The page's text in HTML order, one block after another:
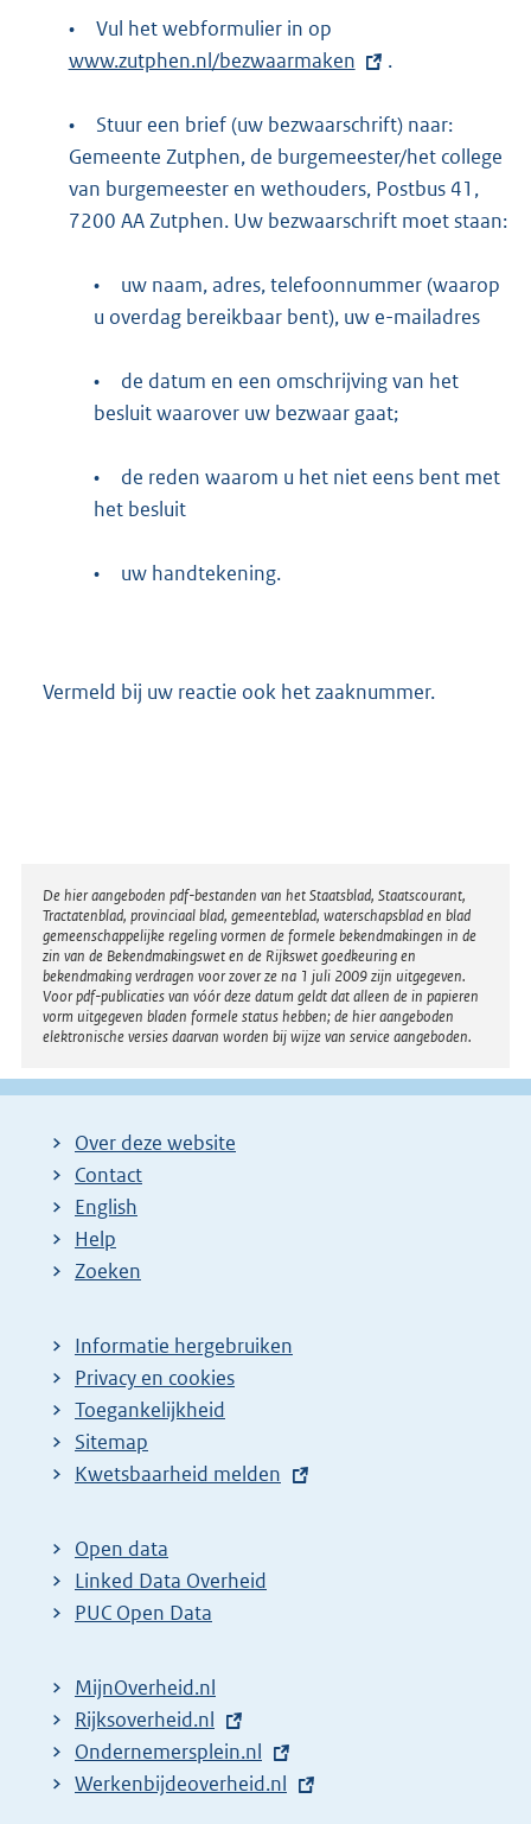
•
Vul het webformulier in op
x
e
r
n
e
i
n
:
www.zutphen.nl/bezwaarmaken .
•
Stuur een brief (uw bezwaarschrift) naar:
Gemeente Zutphen, de burgemeester/het college
van burgemeester en wethouders, Postbus 41,
7200 AA Zutphen. Uw bezwaarschrift moet staan:
•
uw naam, adres, telefoonnummer (waarop
u overdag bereikbaar bent), uw e-mailadres
•
de datum en een omschrijving van het
besluit waarover uw bezwaar gaat;
•
de reden waarom u het niet eens bent met
het besluit
• uw handtekening.
Vermeld bij uw reactie ook het zaaknummer.
Disclaimer
De hier aangeboden pdf-bestanden van het Staatsblad, Staatscourant,
Tractatenblad, provinciaal blad, gemeenteblad, waterschapsblad en blad
gemeenschappelijke regeling vormen de formele bekendmakingen in de
zin van de Bekendmakingswet en de Rijkswet goedkeuring en
bekendmaking verdragen voor zover ze na 1 juli 2009 zijn uitgegeven.
Voor pdf-publicaties van vóór deze datum geldt dat alleen de in papieren
vorm uitgegeven bladen formele status hebben; de hier aangeboden
elektronische versies daarvan worden bij wijze van service aangeboden.
Over deze website
Contact
English
Help
Zoeken
Informatie hergebruiken
Privacy en cookies
Toegankelijkheid
Sitemap
E
t
e
r
l
i
n
k
Kwetsbaarheid melden
Open data
Linked Data Overheid
PUC Open Data
MijnOverheid.nl
E
x
t
Rijksoverheid.nl
E
x
Ondernemersplein.nl
E
Werkenbijdeoverheid.nl